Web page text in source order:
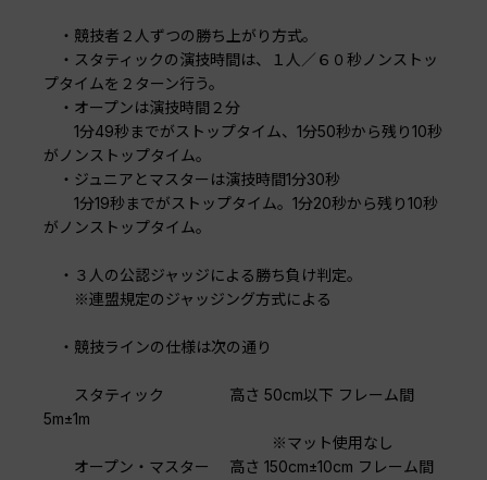
・競技者２人ずつの勝ち上がり方式。
・スタティックの演技時間は、１人／６０秒ノンストッ
プタイムを２ターン行う。
・オープンは演技時間２分
1分49秒までがストップタイム、1分50秒から残り10秒
がノンストップタイム。
・ジュニアとマスターは演技時間1分30秒
1分19秒までがストップタイム。1分20秒から残り10秒
がノンストップタイム。
・３人の公認ジャッジによる勝ち負け判定。
※連盟規定のジャッジング方式による
・競技ラインの仕様は次の通り
スタティック 高さ 50cm以下 フレーム間
5m±1m
※マット使用なし
オープン・マスター 高さ 150cm±10cm フレーム間